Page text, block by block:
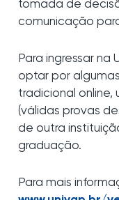
tomada de
comunicação
Para ingressar
optar por
tradicional online,
(válidas provas
de outra
graduação.
Para mais